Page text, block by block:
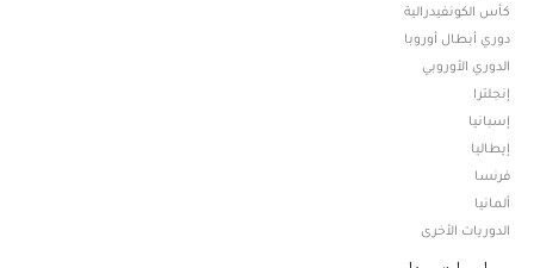
كأس الكونفيدرالية
دوري أبطال أوروبا
الدوري الأوروبي
إنجلترا
إسبانيا
إيطاليا
فرنسا
ألمانيا
الدوريات الأخرى